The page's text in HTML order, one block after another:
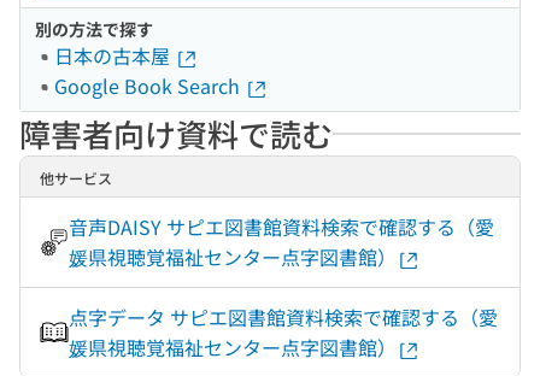
別の方法で探す
日本の古本屋
Google Book Search
障害者向け資料で読む
他サービス
音声DAISY サピエ図書館資料検索で確認する（愛
媛県視聴覚福祉センター点字図書館）
点字データ サピエ図書館資料検索で確認する（愛
媛県視聴覚福祉センター点字図書館）